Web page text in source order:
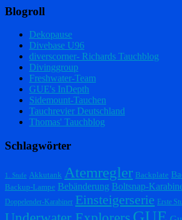
Blogroll
Dekopause
Divebase U96
diverscorner- Richards Tauchblog
Divinggroup
Freshwater-Team
GUE's InDepth
Sidemount-Tauchen
Tauchrevier Deutschland
Thomas' Tauchblog
Schlagwörter
1. Stufe Akkutank Atemregler Backplate
Backup-Lampe Bebänderung Boltsnap-
Doppelender-Karabiner Einsteigerserie Erste